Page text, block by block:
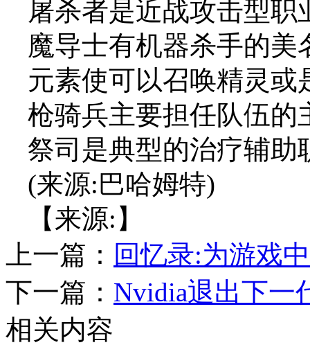
屠杀者是近战攻击型职
魔导士有机器杀手的美
元素使可以召唤精灵或
枪骑兵主要担任队伍的
祭司是典型的治疗辅助
(来源:巴哈姆特)
【来源:】
上一篇： 回忆录:为游戏
下一篇： Nvidia退出下
相关内容